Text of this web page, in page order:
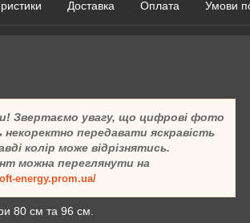
Доставка Оплата Умови
Звертаємо увагу, що цифрові фото
передавати яскравість
колір може відрізнятись.
можна переглянути на
energy.prom.ua/
80 см та 96 см.